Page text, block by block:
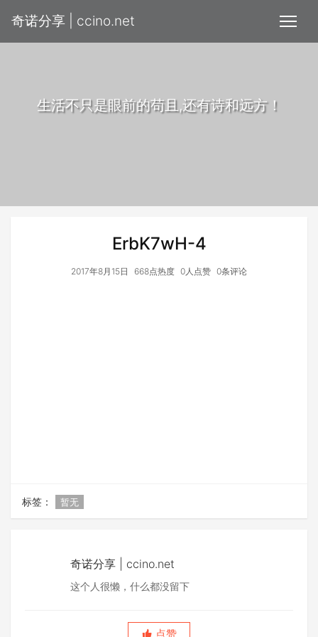
奇诺分享 | ccino.net
生活不只是眼前的苟且,还有诗和远方！
ErbK7wH-4
2017年8月15日 668点热度 0人点赞 0条评论
标签： 暂无
奇诺分享 | ccino.net
这个人很懒，什么都没留下
点赞